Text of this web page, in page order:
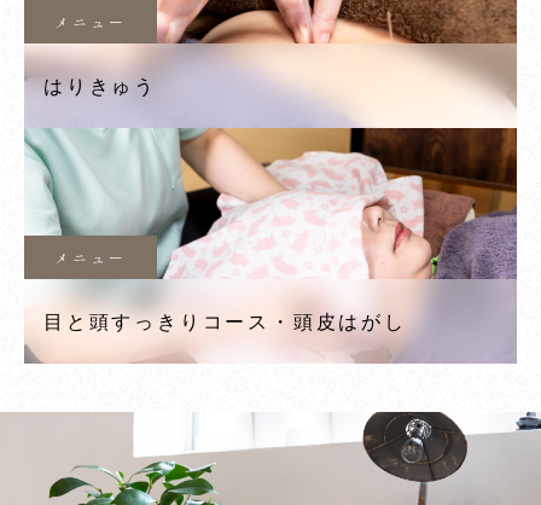
メニュー
はりきゅう
メニュー
目と頭すっきりコース・頭皮はがし